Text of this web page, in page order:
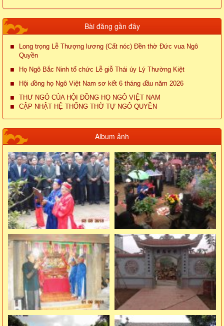
Bài đăng gần đây
Long trọng Lễ Thượng lương (Cất nóc) Đền thờ Đức vua Ngô
Quyền
Họ Ngô Bắc Ninh tổ chức Lễ giỗ Thái úy Lý Thường Kiệt
Hội đồng họ Ngô Việt Nam sơ kết 6 tháng đầu năm 2026
THƯ NGỎ CỦA HỘI ĐỒNG HỌ NGÔ VIỆT NAM
CẬP NHẬT HỆ THỐNG THỜ TỰ NGÔ QUYỀN
Album ảnh